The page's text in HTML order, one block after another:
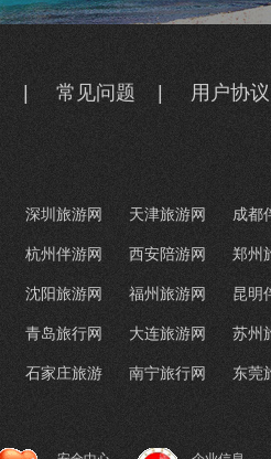
常见问题 用户协议
深圳旅游网 天津旅游网 成都
杭州伴游网 西安陪游网 郑州
沈阳旅游网 福州旅游网 昆明
青岛旅行网 大连旅游网 苏州
石家庄旅游 南宁旅行网 东莞